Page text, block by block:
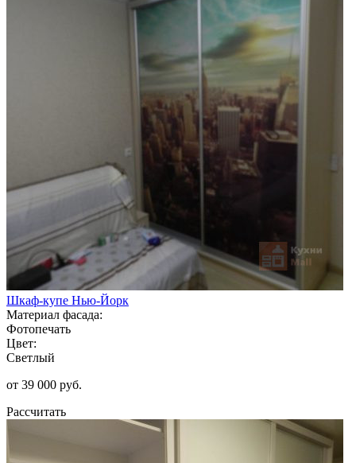
Шкаф-купе Нью-Йорк
Материал фасада:
Фотопечать
Цвет:
Светлый
от 39 000 руб.
Рассчитать